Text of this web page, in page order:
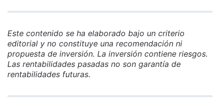
Este contenido se ha elaborado bajo un criterio
editorial y no constituye una recomendación ni
propuesta de inversión. La inversión contiene riesgos.
Las rentabilidades pasadas no son garantía de
rentabilidades futuras.